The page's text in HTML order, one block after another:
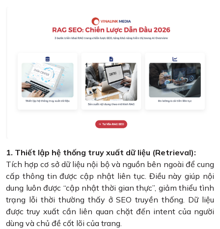
1. Thiết lập hệ thống truy xuất dữ liệu (Retrieval):
Tích hợp cơ sở dữ liệu nội bộ và nguồn bên ngoài để cung
cấp thông tin được cập nhật liên tục. Điều này giúp nội
dung luôn được “cập nhật thời gian thực”, giảm thiểu tình
trạng lỗi thời thường thấy ở SEO truyền thống. Dữ liệu
được truy xuất cần liên quan chặt đến intent của người
dùng và chủ đề cốt lõi của trang.